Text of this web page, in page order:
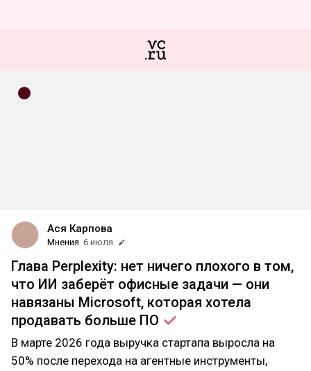
Ася Карпова
Мнения 6 июля
Глава Perplexity: нет ничего плохого в том,
что ИИ заберёт офисные задачи — они
навязаны Microsoft, которая хотела
продавать больше ПО
В марте 2026 года выручка стартапа выросла на
50% после перехода на агентные инструменты,